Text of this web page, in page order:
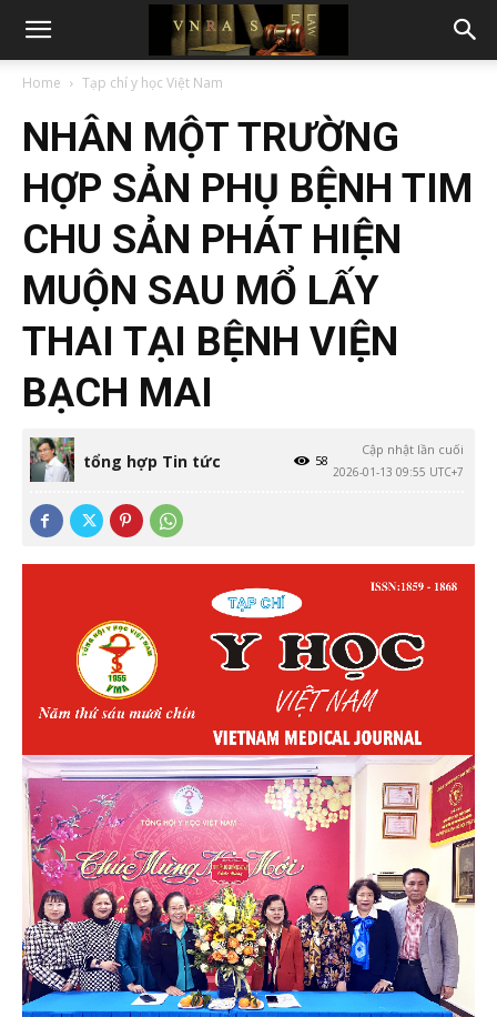
Home Tạp chí y học Việt Nam
NHÂN MỘT TRƯỜNG
HỢP SẢN PHỤ BỆNH TIM
CHU SẢN PHÁT HIỆN
MUỘN SAU MỔ LẤY
THAI TẠI BỆNH VIỆN
BẠCH MAI
tổng hợp Tin tức
Cập nhật lần cuối
2026-01-13 09:55 UTC+7
58